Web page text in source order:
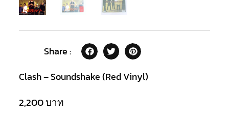
Share :
Clash – Soundshake (Red Vinyl)
2,200บาท